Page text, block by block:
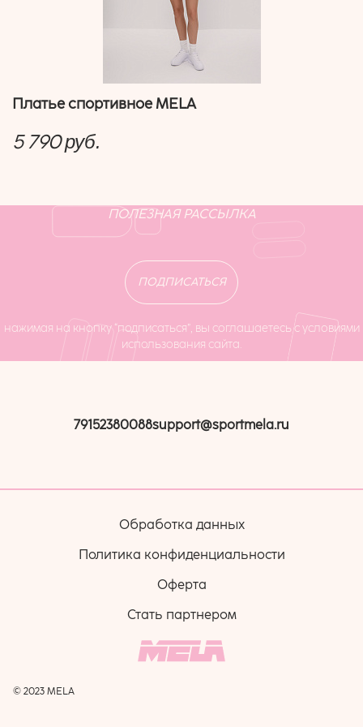
Платье спортивное MELA
5 790руб.
ПОЛЕЗНАЯ РАССЫЛКА
ПОДПИСАТЬСЯ
нажимая на кнопку “подписаться”, вы соглашаетесь с условиями
использования сайта.
79152380088support@sportmela.ru
Обработка данных
Политика конфиденциальности
Оферта
Стать партнером
© 2023 MELA